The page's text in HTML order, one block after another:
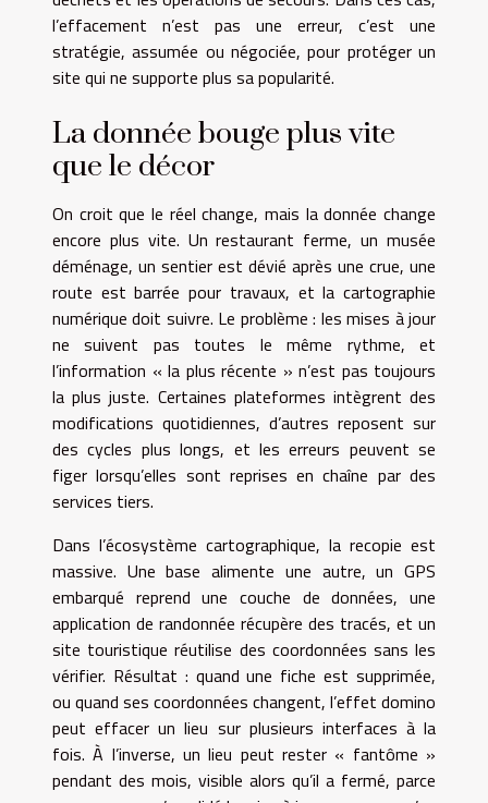
l’effacement n’est pas une erreur, c’est une
stratégie, assumée ou négociée, pour protéger un
site qui ne supporte plus sa popularité.
La donnée bouge plus vite
que le décor
On croit que le réel change, mais la donnée change
encore plus vite. Un restaurant ferme, un musée
déménage, un sentier est dévié après une crue, une
route est barrée pour travaux, et la cartographie
numérique doit suivre. Le problème : les mises à jour
ne suivent pas toutes le même rythme, et
l’information « la plus récente » n’est pas toujours
la plus juste. Certaines plateformes intègrent des
modifications quotidiennes, d’autres reposent sur
des cycles plus longs, et les erreurs peuvent se
figer lorsqu’elles sont reprises en chaîne par des
services tiers.
Dans l’écosystème cartographique, la recopie est
massive. Une base alimente une autre, un GPS
embarqué reprend une couche de données, une
application de randonnée récupère des tracés, et un
site touristique réutilise des coordonnées sans les
vérifier. Résultat : quand une fiche est supprimée,
ou quand ses coordonnées changent, l’effet domino
peut effacer un lieu sur plusieurs interfaces à la
fois. À l’inverse, un lieu peut rester « fantôme »
pendant des mois, visible alors qu’il a fermé, parce